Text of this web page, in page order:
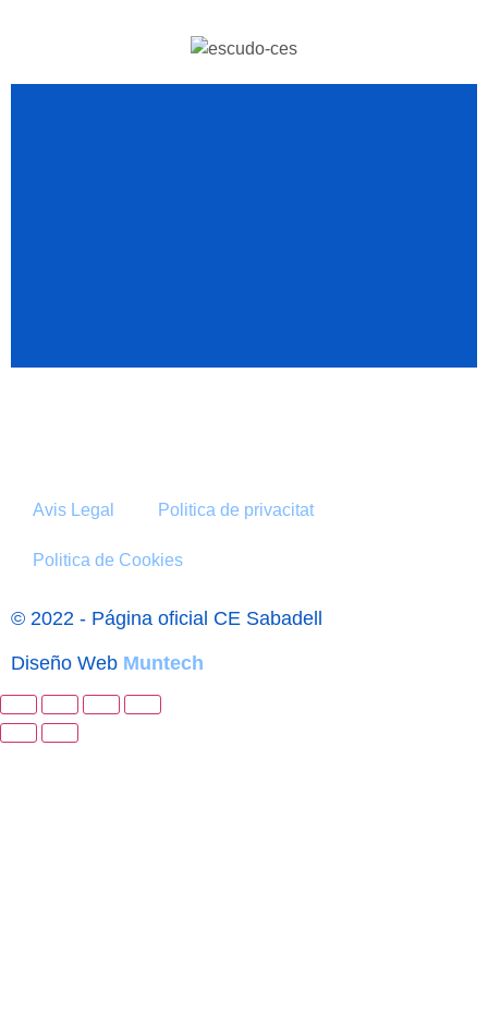
Avis Legal Politica de privacitat
Politica de Cookies
© 2022 - Página oficial CE Sabadell
Diseño Web Muntech